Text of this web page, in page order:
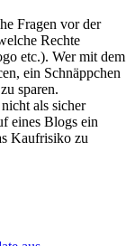
Fragen vor der
Rechte
etc.). Wer mit dem
ein Schnäppchen
sparen.
als sicher
eines Blogs ein
Kaufrisiko zu